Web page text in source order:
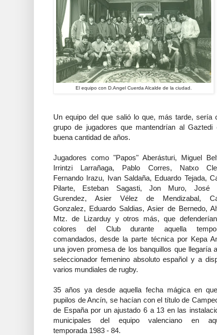
El equipo con D.Angel Cuerda Alcalde de la ciudad.
Un equipo del que salió lo que, más tarde, sería
grupo de jugadores que mantendrían al
buena cantidad de años.
Jugadores como "Papos" Aberásturi, Miguel
Irrintzi Larrañaga, Pablo Corres, Natxo
Fernando Irazu, Ivan Saldaña, Eduardo Tejada,
Pilarte, Esteban Sagasti, Jon Muro, José
Gurendez, Asier Vélez de Mendizabal,
Gonzalez, Eduardo Saldias, Asier de Bernedo,
Mtz. de Lizarduy y otros más, que
colores del Club durante aquella
comandados, desde la parte técnica por Kepa
una joven promesa de los banquillos que llegaría
seleccionador femenino absoluto español y a
varios mundiales de rugby.
35 años ya desde aquella fecha mágica en
pupilos de Ancín, se hacían con el título de
de España por un ajustado 6 a 13 en las
municipales del equipo valenciano en
temporada 1983 - 84.